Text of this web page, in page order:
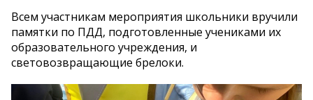
Всем участникам мероприятия школьники вручили
памятки по ПДД, подготовленные учениками их
образовательного учреждения, и
световозвращающие брелоки.